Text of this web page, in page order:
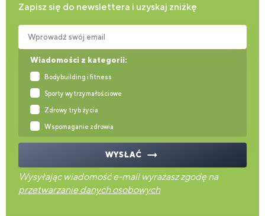
Zapisz się do newslettera i uzyskaj zniżkę
Wiadomości z kategorii:
Bodybuilding i fitness
Sporty wytrzymałościowe
Zdrowy tryb życia
Wspomaganie zdrowia
Wprowadź swój email
WYSŁAĆ
Wysyłając wiadomość e-mail wyrażasz zgodę na
przetwarzanie danych osobowych